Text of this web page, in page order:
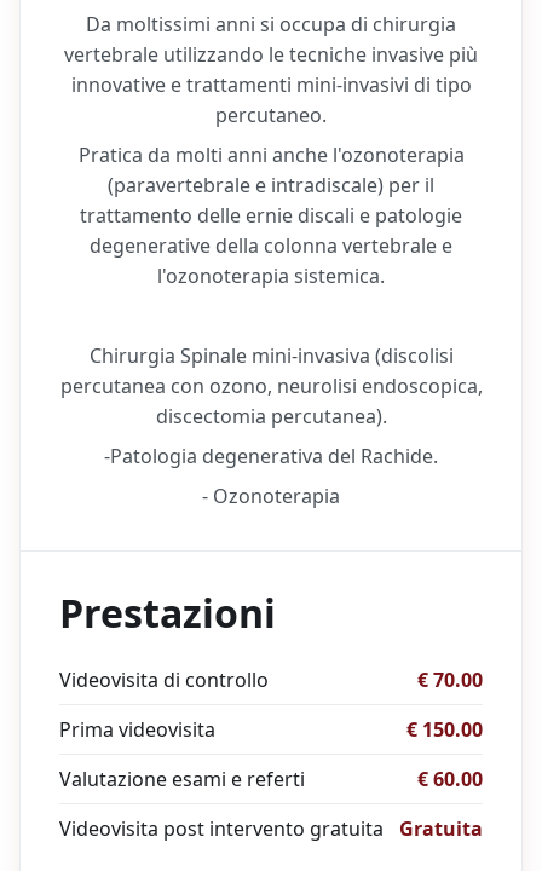
Da moltissimi anni si occupa di chirurgia
vertebrale utilizzando le tecniche invasive più
innovative e trattamenti mini-invasivi di tipo
percutaneo.
Pratica da molti anni anche l'ozonoterapia
(paravertebrale e intradiscale) per il
trattamento delle ernie discali e patologie
degenerative della colonna vertebrale e
l'ozonoterapia sistemica.
Chirurgia Spinale mini-invasiva (discolisi
percutanea con ozono, neurolisi endoscopica,
discectomia percutanea).
-Patologia degenerativa del Rachide.
- Ozonoterapia
Prestazioni
Videovisita di controllo
€ 70.00
Prima videovisita
€ 150.00
Valutazione esami e referti
€ 60.00
Videovisita post intervento gratuita
Gratuita